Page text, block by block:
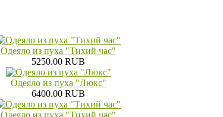
Одеяло из пуха "Тихий час"
5250.00 RUB
Одеяло из пуха "Люкс"
6400.00 RUB